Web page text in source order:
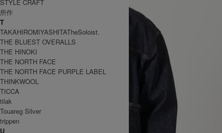
STYLE CRAFT
所作
T
TAKAHIROMIYASHITATheSoloist.
THE BLUEST OVERALLS
THE HINOKI
THE NORTH FACE
THE NORTH FACE PURPLE LABEL
THINKWOOL
TICCA
tilak
Touareg Silver
trippen
U